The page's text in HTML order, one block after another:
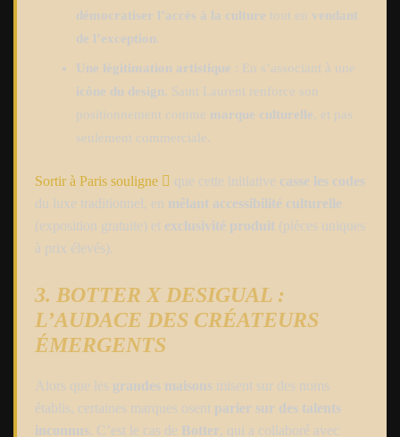
démocratiser l’accès à la culture tout en vendant
de l’exception
Une légitimation artistique : En s’associant à une
icône du design, Saint Laurent renforce son
positionnement comme marque culturelle, et pas
seulement commerciale.
Sortir à Paris souligne que cette initiative casse les codes
du luxe traditionnel, en mêlant accessibilité culturelle
(exposition gratuite) et exclusivité produit (pièces uniques
à prix élevés).
3. BOTTER X DESIGUAL :
L’AUDACE DES CRÉATEURS
ÉMERGENTS
Alors que les grandes maisons misent sur des noms
établis, certaines marques osent parier sur des talents
inconnus . C’est le cas de Botter , qui a collaboré avec